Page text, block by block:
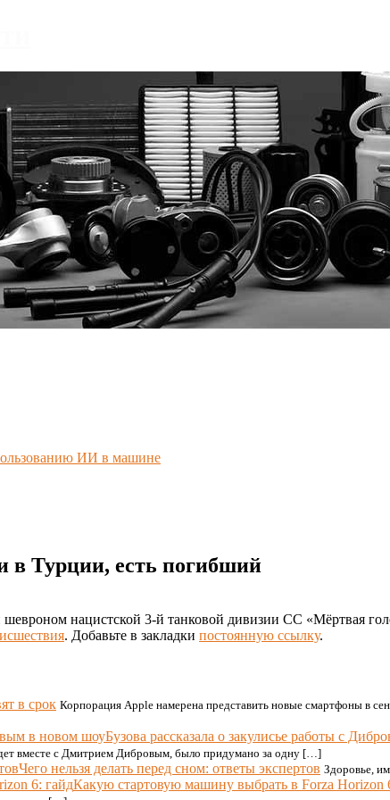
ИИ в машине
в Турции, есть погибший
нацистской 3-й танковой дивизии СС «Мёртвая
. Добавьте в закладки постоянную ссылку.
в срок Корпорация Apple намерена представить новые смартфоны в
Бузова рассказала о закулисье работы с
вместе с Дмитрием Дибровым, было придумано за одну […]
Чего нельзя делать перед сном: ответы экспертов Здоровье,
Какую стартовую машину выбрать в Forza Horizon